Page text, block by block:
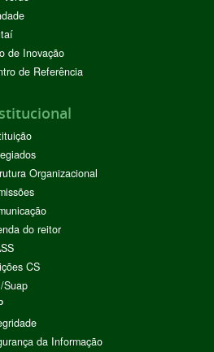
de Inovação
de Referência
Organizacional
do reitor
CS
Suap
da Informação